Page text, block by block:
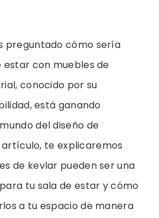
preguntado cómo sería
con muebles de
conocido por su
está ganando
del diseño de
te explicaremos
de kevlar pueden ser una
tu sala de estar y cómo
a tu espacio de manera